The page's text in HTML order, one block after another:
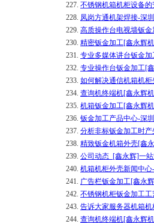
227. 不锈钢机箱机柜设备
228. 凤岗方通机架焊接-深
229. 高质操作台电视墙钣
230. 精密钣金加工[鑫永辉
231. 专业多媒体讲台钣金
232. 专业操作台钣金加工[
233. 如何解决通信机箱机
234. 查询机终端机[鑫永辉
235. 机箱钣金加工[鑫永辉
236. 钣金加工产品中心-深
237. 分析非标钣金加工时
238. 精致钣金机箱外壳[鑫
239. 公司动态_[鑫永辉]一
240. 机箱机柜外壳新闻中
241. 广告栏钣金加工[鑫永
242. 不锈钢机柜钣金加工
243. 告诉大家服务器机箱
244. 查询机终端机[鑫永辉